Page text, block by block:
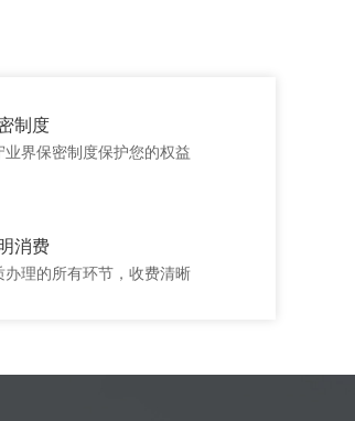
制度
业界保密制度保护您的权益
消费
办理的所有环节，收费清晰